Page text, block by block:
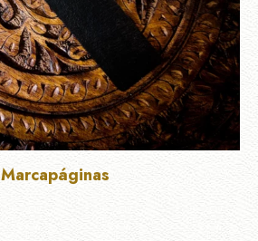
Marcapáginas